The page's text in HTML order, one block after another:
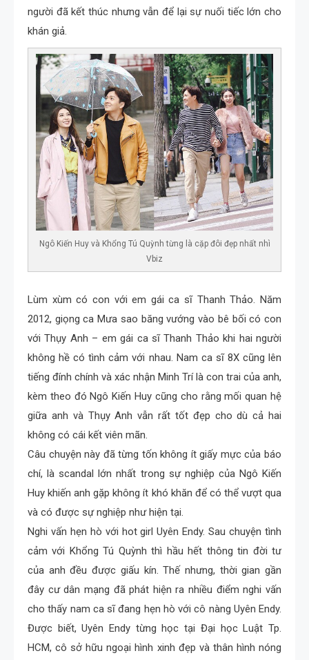
người đã kết thúc nhưng vẫn để lại sự nuối tiếc lớn cho
khán giả.
Ngô Kiến Huy và Khổng Tú Quỳnh từng là cặp đôi đẹp nhất nhì
Vbiz
Lùm xùm có con với em gái ca sĩ Thanh Thảo. Năm
2012, giọng ca Mưa sao băng vướng vào bê bối có con
với Thụy Anh – em gái ca sĩ Thanh Thảo khi hai người
không hề có tình cảm với nhau. Nam ca sĩ 8X cũng lên
tiếng đính chính và xác nhận Minh Trí là con trai của anh,
kèm theo đó Ngô Kiến Huy cũng cho rằng mối quan hệ
giữa anh và Thụy Anh vẫn rất tốt đẹp cho dù cả hai
không có cái kết viên mãn.
Câu chuyện này đã từng tốn không ít giấy mực của báo
chí, là scandal lớn nhất trong sự nghiệp của Ngô Kiến
Huy khiến anh gặp không ít khó khăn để có thể vượt qua
và có được sự nghiệp như hiện tại.
Nghi vấn hẹn hò với hot girl Uyên Endy. Sau chuyện tình
cảm với Khổng Tú Quỳnh thì hầu hết thông tin đời tư
của anh đều được giấu kín. Thế nhưng, thời gian gần
đây cư dân mạng đã phát hiện ra nhiều điểm nghi vấn
cho thấy nam ca sĩ đang hẹn hò với cô nàng Uyên Endy.
Được biết, Uyên Endy từng học tại Đại học Luật Tp.
HCM, cô sở hữu ngoại hình xinh đẹp và thân hình nóng